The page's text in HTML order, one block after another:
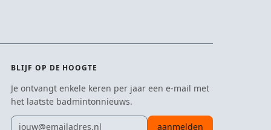
BLIJF OP DE HOOGTE
Je ontvangt enkele keren per jaar een e-mail met
het laatste badmintonnieuws.
E-mailadres
aanmelden